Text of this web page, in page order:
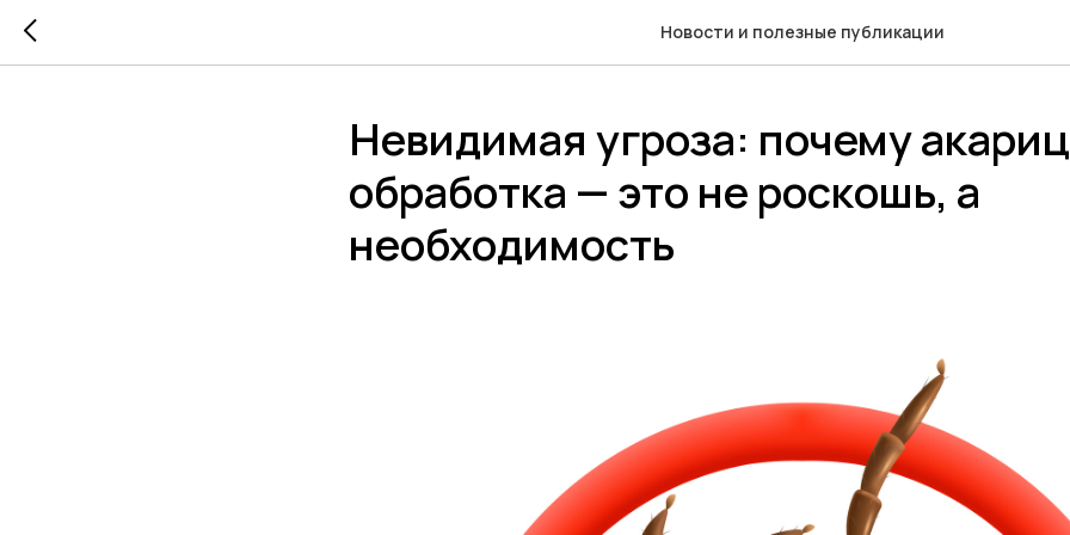
Новости и полезные публикации
Невидимая угроза: почему
обработка — это не роскошь, а
необходимость